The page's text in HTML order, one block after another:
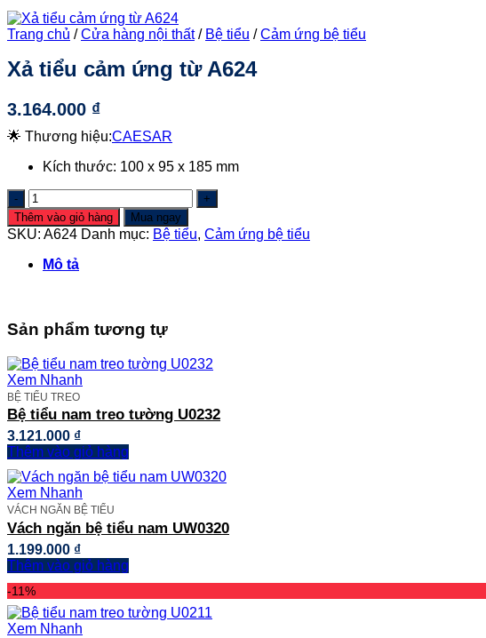
Trang chủ / Cửa hàng nội thất / Bệ tiểu / Cảm ứng bệ tiểu
Xả tiểu cảm ứng từ A624
3.164.000 ₫
🌟 Thương hiệu:CAESAR
Kích thước: 100 x 95 x 185 mm
Xả
tiểu
cảm
ứng
từ
A624
Thêm vào giỏ hàng Mua ngay
SKU: A624 Danh mục: Bệ tiểu, Cảm ứng bệ tiểu
Mô tả
Sản phẩm tương tự
Xem Nhanh
BỆ TIỂU TREO
Bệ tiểu nam treo tường U0232
3.121.000 ₫
Thêm vào giỏ hàng
Xem Nhanh
VÁCH NGĂN BỆ TIỂU
Vách ngăn bệ tiểu nam UW0320
1.199.000 ₫
Thêm vào giỏ hàng
-11%
Xem Nhanh